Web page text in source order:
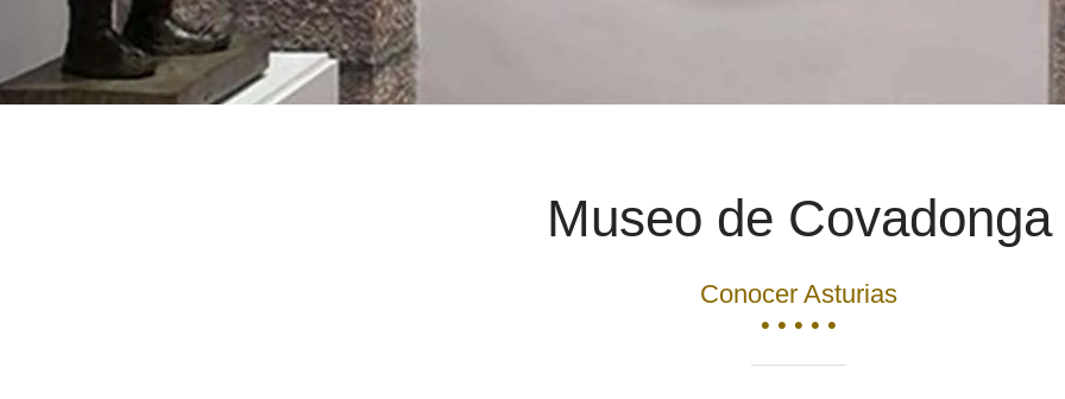
Museo de Covadonga
Conocer Asturias
• • • • •